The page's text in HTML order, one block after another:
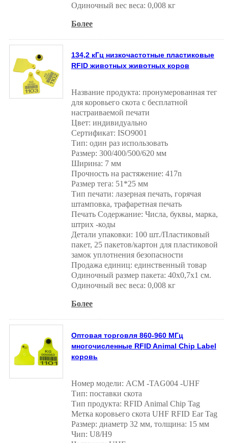
Одиночный вес веса: 0,008 кг
Более
134,2 кГц низкочастотные пластиковые
RFID животных животных коров
Название продукта: пронумерованная тег
для коровьего скота с бесплатной
настраиваемой печати
Цвет: индивидуально
Сертификат: ISO9001
Тип: один раз использовать
Размер: 300/400/500/620 мм
Ширина: 7 мм
Прочность на растяжение: 417n
Размер тега: 51*25 мм
Тип печати: лазерная печать, горячая
штамповка, трафаретная печать
Печать Содержание: Числа, буквы, марка,
штрих -коды
Детали упаковки: 100 шт./Пластиковый
пакет, 25 пакетов/картон для пластиковой
замок уплотнения безопасности
Продажа единиц: единственный товар
Одиночный размер пакета: 40x0,7x1 см.
Одиночный вес веса: 0,008 кг
Более
Оптовая торговля 860-960 МГц
многочисленные RFID Animal Chip Label
коровь
Номер модели: ACM -TAG004 -UHF
Тип: поставки скота
Тип продукта: RFID Animal Chip Tag
Метка коровьего скота UHF RFID Ear Tag
Размер: диаметр 32 мм, толщина: 15 мм
Чип: U8/H9